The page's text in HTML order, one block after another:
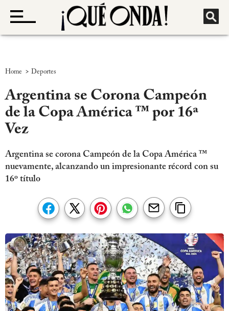
Home > Deportes
Argentina se Corona Campeón
de la Copa América ™ por 16ª
Vez
Argentina se corona Campeón de la Copa América ™
nuevamente, alcanzando un impresionante récord con su
16º título